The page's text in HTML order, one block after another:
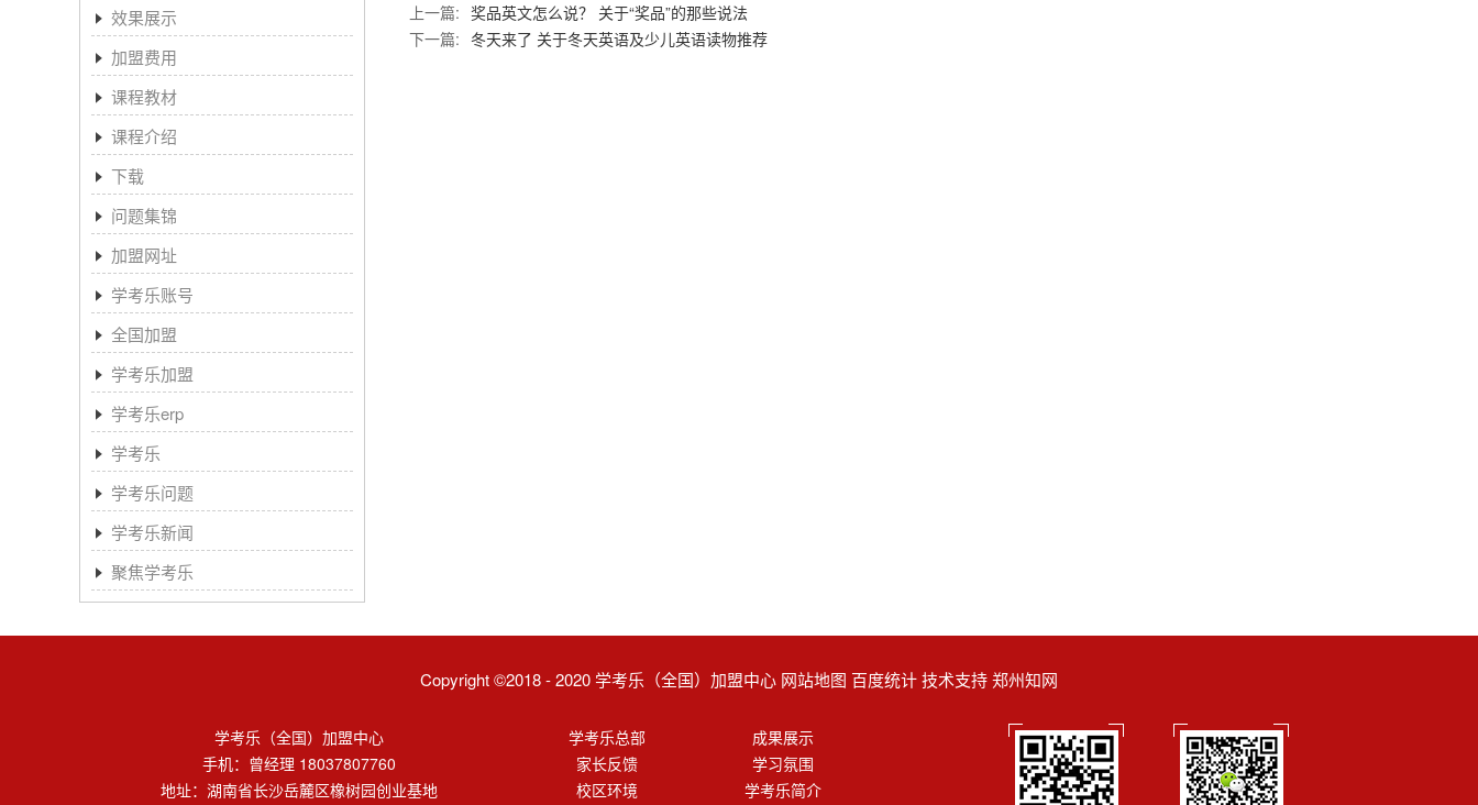
效果展示
加盟费用
课程教材
课程介绍
下载
问题集锦
加盟网址
学考乐账号
全国加盟
学考乐加盟
学考乐erp
学考乐
学考乐问题
学考乐新闻
聚焦学考乐
上一篇: 奖品英文怎么说？ 关于“奖品”的那些说法
下一篇: 冬天来了 关于冬天英语及少儿英语读物推荐
Copyright ©2018 - 2020 学考乐（全国）加盟中心 网站地图 百度统计 技术支持 郑州知网
学考乐（全国）加盟中心
手机：曾经理 18037807760
地址：湖南省长沙岳麓区橡树园创业基地
学考乐总部
成果展示
家长反馈
学习氛围
校区环境
学考乐简介